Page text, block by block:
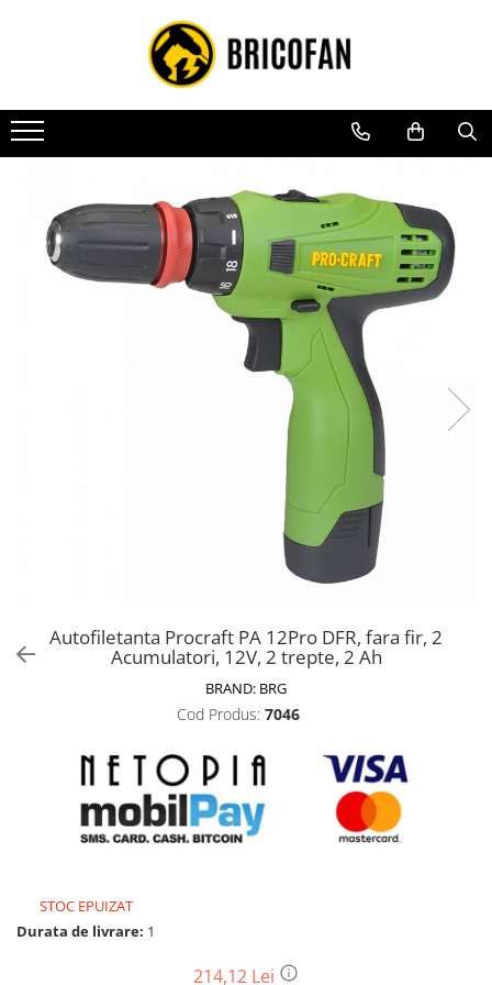
Toate Produsele
Vehicule electrice
Atv
Fără permis
Masini electrice
Motocross
Piese de schimb vehicule electrice
Motoburghie si accesorii
Drujbe pe benzina
Drujbe cu acumulator
Consumabile drujbe, fierastraie
Unelte electrice busteni
Mori cereale si batoze porumb
Batoze - mori desfacat porumb
Autofiletanta Procraft PA 12Pro DFR, fara fir, 2
Acumulatori, 12V, 2 trepte, 2 Ah
BRAND: BRG
Cod Produs: 7046
STOC EPUIZAT
Durata de livrare: 1
214,12 Lei